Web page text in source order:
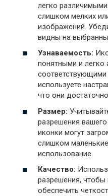
легко
слишком мелких
изображений.
видны на
Узнаваемость:
понятными и легко
используете
что они
Размер:
разрешения
иконки могут
слишком
использование.
Качество:
разрешения, чтобы
обеспечить